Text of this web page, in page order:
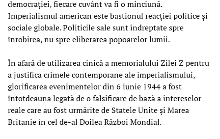
democrației, fiecare cuvânt va fi o minciună.
Imperialismul american este bastionul reacției politice și
sociale globale. Politicile sale sunt îndreptate spre
înrobirea, nu spre eliberarea popoarelor lumii.
În afară de utilizarea cinică a memorialului Zilei Z pentru
a justifica crimele contemporane ale imperialismului,
glorificarea evenimentelor din 6 iunie 1944 a fost
întotdeauna legată de o falsificare de bază a intereselor
reale care au fost urmărite de Statele Unite și Marea
Britanie în cel de-al Doilea Război Mondial.